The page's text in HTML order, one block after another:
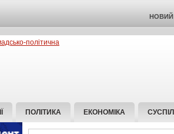
НОВИЙ
ПОЛІТИКА ЕКОНОМІКА